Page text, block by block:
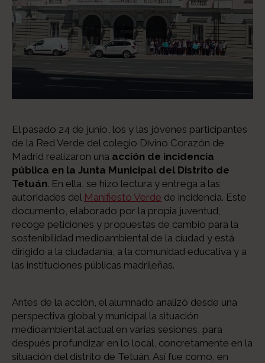
El pasado 24 de junio, los y las jóvenes participantes
de la Red Verde del colegio Divino Corazón de
Madrid realizaron una acción de incidencia
pública en la Junta Municipal del Distrito de
Tetuán. En ella, se hizo lectura y entrega a las
autoridades del Manifiesto Verde de incidencia. Este
documento, elaborado por la propia juventud,
recoge peticiones y propuestas de cambio para la
sostenibilidad medioambiental de la ciudad y está
dirigido a la ciudadanía, a la comunidad educativa y a
las instituciones públicas madrileñas.
Antes de la acción, el alumnado analizó desde una
perspectiva global y municipal la situación
medioambiental actual en varias sesiones, para
después profundizar en lo local, concretamente en la
situación del distrito de Tetuán. Así fue como, en